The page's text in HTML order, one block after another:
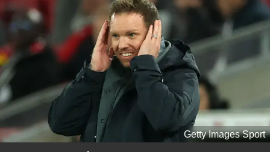
Getty Images Sport